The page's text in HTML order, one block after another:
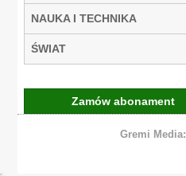
NAUKA I TECHNIKA
ŚWIAT
Zamów abonament
Gremi Media: